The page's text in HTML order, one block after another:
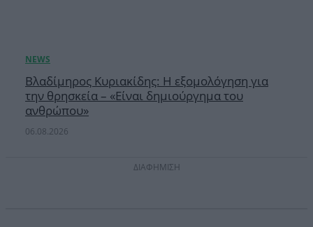
Βλαδίμηρος Κυριακίδης: Η εξομολόγηση για
την θρησκεία – «Είναι δημιούργημα του
ανθρώπου»
06.08.2026
ΔΙΑΦΗΜΙΣΗ